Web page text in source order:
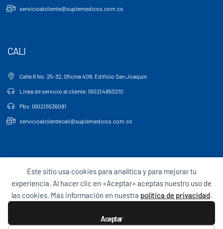
Este sitio usa cookies para analítica y para mejorar tu
experiencia. Al hacer clic en «Aceptar» aceptas nuestro uso de
las cookies. Más información en nuestra política de privacidad.
Aceptar
servicioalcliente@suplemedicos.com.co
CALI
Calle 6 No. 25-32, Oficina 408, Edificio San Joaquín
Línea de servicio al cliente: (602) 4850210
Pbx: (602) 5536081
servicioalclientecali@suplemedicos.com.co
Para empleados Términos y Condiciones
Sagrilaft
Entérate